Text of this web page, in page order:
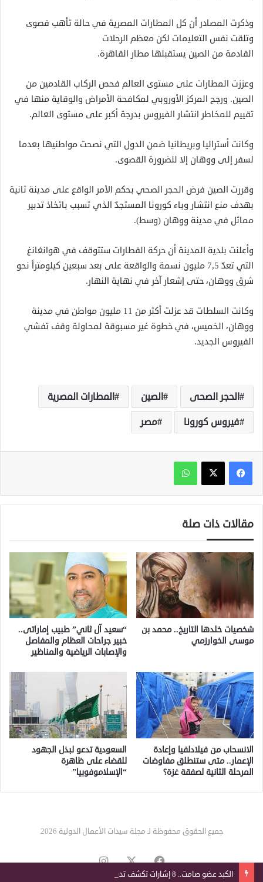
الكبد عضو صامت.. 8 إشارات تكشف تدهور وظائفه
وذكرت المصادر أن كل المطارات المصرية فيحالة تأهب قصوى
وتلقت نفس التعليمات لكن معظم الرحلات
القادمةمن الصين يستقبلها مطار القاهرة.
وعززت المطارات على مستوى العالم فحص الركاب القادمين من
الصين. ورجح المركز الأوروبي لمكافحة الأمراض والوقاية منها في
تقييم للمخاطر انتشار الفيروس بدرجة أكبر على مستوى العالم.
وكانت أستراليا وبريطانيا ضمن الدول التي نصحت مواطنيها بعدما
لسفر إلى ووهان إلا للضرورة القصوى.
وقررت الصين فرض الحجر الصحي بحكم الأمر الواقع على مدينة ثانية
بهدف منع انتشار وباء كورونا المستجدّ الذي تسبب باتخاذ تدبير
مماثل في مدينة ووهان (وسط).
وأعلنت بلدية المدينة أن حركة القطارات ستتوقف في هوانغانغ
التي تعدّ 7,5 مليون نسمة والواقعة على بعد سبعين كيلومتراً نحو
شرق ووهان، حتى إشعار آخر في نهاية النهار.
وكانت السلطات قد عزلت أكثر من 11 مليون مواطن في مدينة
ووهان، الخميس، في خطوة غير مسبوقة لمحاولة وقف تفشي
الفيروس الجديد.
الحجر الصحى الصين
المطارات المصرية
فيروس كورونا
مصر
واتساب
مقالات ذات صلة
شخصيات خلدها التاريخ.. محمد بن
موسى الخوارزمي
“سعيد آل ثاني” طبيب إماراتى..
خبير جراحات العظام والمفاصل
والإصابات الرياضية والمناظير
الانسحاب من فيلادلفيا وإعادة
الإعمار.. متى ستنطلق مفاوضات
المرحلة الثانية لصفقة غزة؟
السعودية تدعو لبذل الجهود
للقضاء على ظاهرة
“الإسلاموفوبيا”
جميع الحقوق محفوظة لـ مجلة سيدات الأعمال الدولية 2026
فيسبوك
‫X انستقرام